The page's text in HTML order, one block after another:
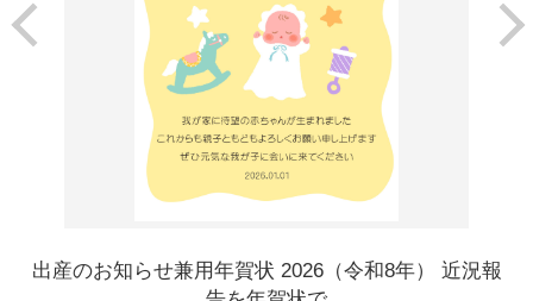
出産のお知らせ兼用年賀状 2026（令和8年） 近況報